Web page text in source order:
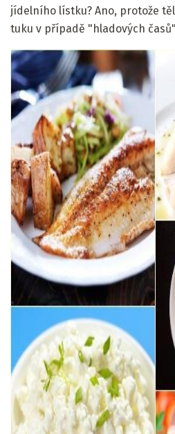
jídelního lístku? Ano, protože
tuku v případě "hladových